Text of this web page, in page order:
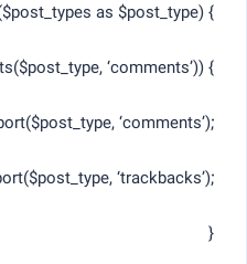
as $post_type) {
‘comments’)) {
‘comments’);
‘trackbacks’);
}